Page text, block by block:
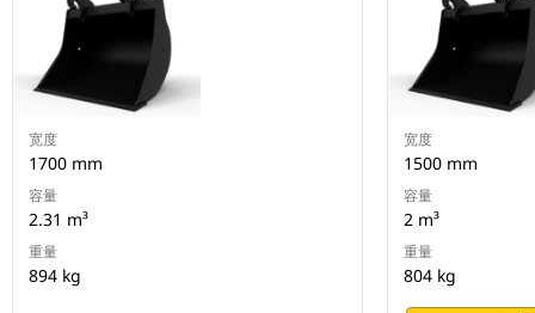
宽度
1700 mm
容量
2.31 m³
重量
894 kg
宽度
1500 mm
容量
2 m³
重量
804 kg